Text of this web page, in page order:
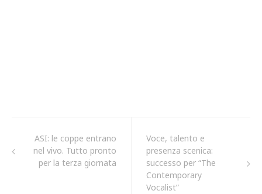
ASI: le coppe entrano
nel vivo. Tutto pronto
per la terza giornata
Voce, talento e
presenza scenica:
successo per “The
Contemporary
Vocalist”